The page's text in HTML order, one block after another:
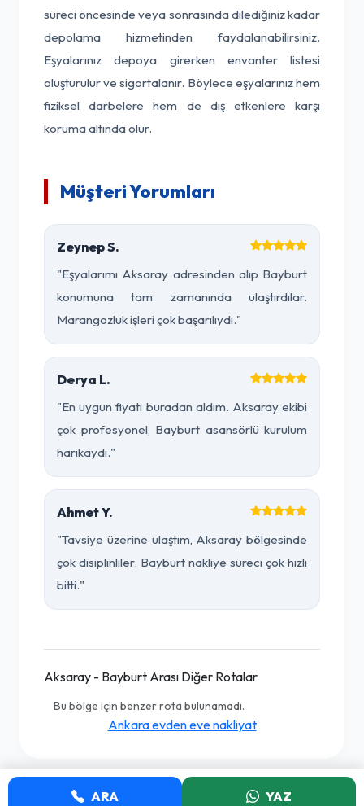
süreci öncesinde veya sonrasında dilediğiniz kadar
depolama hizmetinden faydalanabilirsiniz.
Eşyalarınız depoya girerken envanter listesi
oluşturulur ve sigortalanır. Böylece eşyalarınız hem
fiziksel darbelere hem de dış etkenlere karşı
koruma altında olur.
Müşteri Yorumları
Zeynep S.
"Eşyalarımı Aksaray adresinden alıp Bayburt
konumuna tam zamanında ulaştırdılar.
Marangozluk işleri çok başarılıydı."
Derya L.
"En uygun fiyatı buradan aldım. Aksaray ekibi
çok profesyonel, Bayburt asansörlü kurulum
harikaydı."
Ahmet Y.
"Tavsiye üzerine ulaştım, Aksaray bölgesinde
çok disiplinliler. Bayburt nakliye süreci çok hızlı
bitti."
Aksaray - Bayburt Arası Diğer Rotalar
Bu bölge için benzer rota bulunamadı.
Ankara evden eve nakliyat
ARA YAZ